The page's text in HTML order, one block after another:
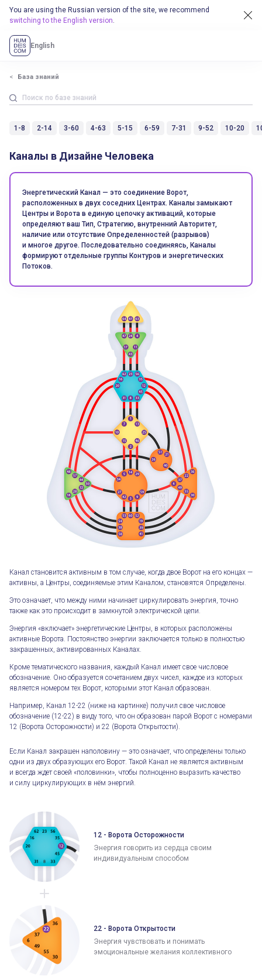
You are using the Russian version of the site, we recommend
switching to the English version.
English
База знаний
1-8 2-14 3-60 4-63 5-15 6-59 7-31 9-52 10-20
Каналы в Дизайне Человека
Энергетический Канал — это соединение Ворот,
расположенных в двух соседних Центрах. Каналы замыкают
Центры и Ворота в единую цепочку активаций, которые
определяют ваш Тип, Стратегию, внутренний Авторитет,
наличие или отсутствие Определенностей (разрывов)
и многое другое. Последовательно соединяясь, Каналы
формируют отдельные группы Контуров и энергетических
Потоков.
Канал становится активным в том случае, когда двое Ворот на его концах —
активны, а Центры, соединяемые этим Каналом, становятся Определены.
Это означает, что между ними начинает циркулировать энергия, точно
также как это происходит в замкнутой электрической цепи.
Энергия «включает» энергетические Центры, в которых расположены
активные Ворота. Постоянство энергии заключается только в полностью
закрашенных, активированных Каналах.
Кроме тематического названия, каждый Канал имеет свое числовое
обозначение. Оно образуется сочетанием двух чисел, каждое из которых
является номером тех Ворот, которыми этот Канал образован.
Например, Канал 12-22 (ниже на картинке) получил свое числовое
обозначение (12-22) в виду того, что он образован парой Ворот с номерами
12 (Ворота Осторожности) и 22 (Ворота Открытости).
Если Канал закрашен наполовину — это означает, что определены только
одни из двух образующих его Ворот. Такой Канал не является активным
и всегда ждет своей «половинки», чтобы полноценно выразить качество
и силу циркулирующих в нём энергий.
12 - Ворота Осторожности
Энергия говорить из сердца своим
индивидуальным способом
22 - Ворота Открытости
Энергия чувствовать и понимать
эмоциональные желания коллективного